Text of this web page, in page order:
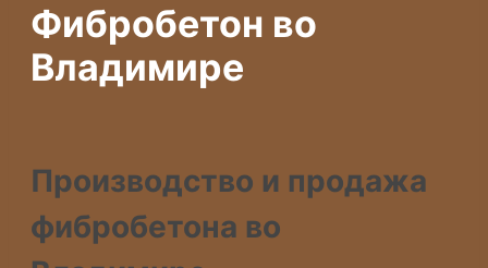
Фибробетон во
Владимире
Производство и продажа
фибробетона во